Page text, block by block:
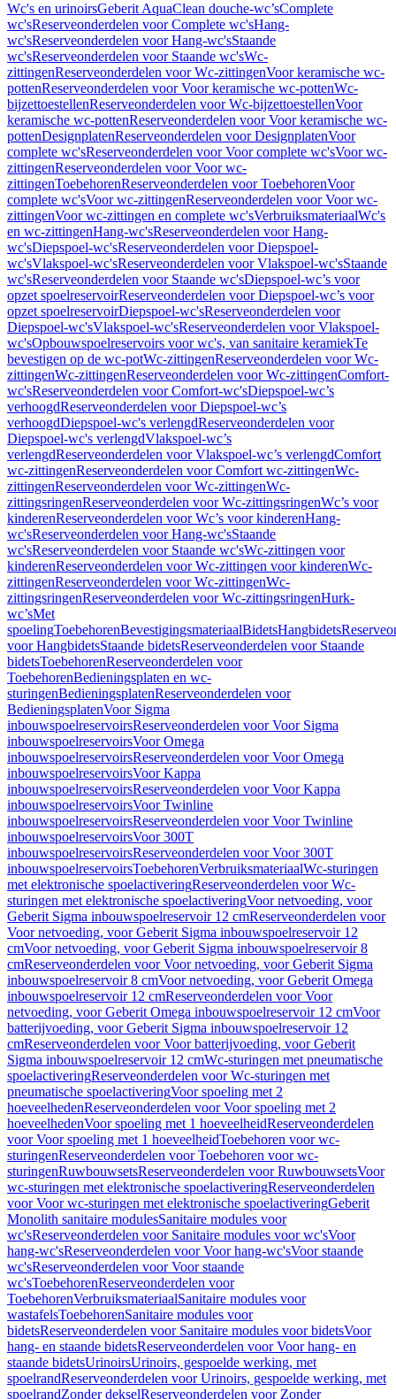
Wc's en urinoirsGeberit AquaClean douche-wc’sComplete
wc'sReserveonderdelen voor Complete wc'sHang-
wc'sReserveonderdelen voor Hang-wc'sStaande
wc'sReserveonderdelen voor Staande wc'sWc-
zittingenReserveonderdelen voor Wc-zittingenVoor keramische wc-
pottenReserveonderdelen voor Voor keramische wc-pottenWc-
bijzettoestellenReserveonderdelen voor Wc-bijzettoestellenVoor
keramische wc-pottenReserveonderdelen voor Voor keramische wc-
pottenDesignplatenReserveonderdelen voor DesignplatenVoor
complete wc'sReserveonderdelen voor Voor complete wc'sVoor wc-
zittingenReserveonderdelen voor Voor wc-
zittingenToebehorenReserveonderdelen voor ToebehorenVoor
complete wc'sVoor wc-zittingenReserveonderdelen voor Voor wc-
zittingenVoor wc-zittingen en complete wc'sVerbruiksmateriaalWc's
en wc-zittingenHang-wc'sReserveonderdelen voor Hang-
wc'sDiepspoel-wc'sReserveonderdelen voor Diepspoel-
wc'sVlakspoel-wc'sReserveonderdelen voor Vlakspoel-wc'sStaande
wc'sReserveonderdelen voor Staande wc'sDiepspoel-wc’s voor
opzet spoelreservoirReserveonderdelen voor Diepspoel-wc’s voor
opzet spoelreservoirDiepspoel-wc'sReserveonderdelen voor
Diepspoel-wc'sVlakspoel-wc'sReserveonderdelen voor Vlakspoel-
wc'sOpbouwspoelreservoirs voor wc's, van sanitaire keramiekTe
bevestigen op de wc-potWc-zittingenReserveonderdelen voor Wc-
zittingenWc-zittingenReserveonderdelen voor Wc-zittingenComfort-
wc'sReserveonderdelen voor Comfort-wc'sDiepspoel-wc’s
verhoogdReserveonderdelen voor Diepspoel-wc’s
verhoogdDiepspoel-wc's verlengdReserveonderdelen voor
Diepspoel-wc's verlengdVlakspoel-wc’s
verlengdReserveonderdelen voor Vlakspoel-wc’s verlengdComfort
wc-zittingenReserveonderdelen voor Comfort wc-zittingenWc-
zittingenReserveonderdelen voor Wc-zittingenWc-
zittingsringenReserveonderdelen voor Wc-zittingsringenWc’s voor
kinderenReserveonderdelen voor Wc’s voor kinderenHang-
wc'sReserveonderdelen voor Hang-wc'sStaande
wc'sReserveonderdelen voor Staande wc'sWc-zittingen voor
kinderenReserveonderdelen voor Wc-zittingen voor kinderenWc-
zittingenReserveonderdelen voor Wc-zittingenWc-
zittingsringenReserveonderdelen voor Wc-zittingsringenHurk-
wc’sMet
spoelingToebehorenBevestigingsmateriaalBidetsHangbidets
voor HangbidetsStaande bidetsReserveonderdelen voor Staande
bidetsToebehorenReserveonderdelen voor
ToebehorenBedieningsplaten en wc-
sturingenBedieningsplatenReserveonderdelen voor
BedieningsplatenVoor Sigma
inbouwspoelreservoirsReserveonderdelen voor Voor Sigma
inbouwspoelreservoirsVoor Omega
inbouwspoelreservoirsReserveonderdelen voor Voor Omega
inbouwspoelreservoirsVoor Kappa
inbouwspoelreservoirsReserveonderdelen voor Voor Kappa
inbouwspoelreservoirsVoor Twinline
inbouwspoelreservoirsReserveonderdelen voor Voor Twinline
inbouwspoelreservoirsVoor 300T
inbouwspoelreservoirsReserveonderdelen voor Voor 300T
inbouwspoelreservoirsToebehorenVerbruiksmateriaalWc-sturingen
met elektronische spoelactiveringReserveonderdelen voor Wc-
sturingen met elektronische spoelactiveringVoor netvoeding, voor
Geberit Sigma inbouwspoelreservoir 12 cmReserveonderdelen voor
Voor netvoeding, voor Geberit Sigma inbouwspoelreservoir 12
cmVoor netvoeding, voor Geberit Sigma inbouwspoelreservoir 8
cmReserveonderdelen voor Voor netvoeding, voor Geberit Sigma
inbouwspoelreservoir 8 cmVoor netvoeding, voor Geberit Omega
inbouwspoelreservoir 12 cmReserveonderdelen voor Voor
netvoeding, voor Geberit Omega inbouwspoelreservoir 12 cmVoor
batterijvoeding, voor Geberit Sigma inbouwspoelreservoir 12
cmReserveonderdelen voor Voor batterijvoeding, voor Geberit
Sigma inbouwspoelreservoir 12 cmWc-sturingen met pneumatische
spoelactiveringReserveonderdelen voor Wc-sturingen met
pneumatische spoelactiveringVoor spoeling met 2
hoeveelhedenReserveonderdelen voor Voor spoeling met 2
hoeveelhedenVoor spoeling met 1 hoeveelheidReserveonderdelen
voor Voor spoeling met 1 hoeveelheidToebehoren voor wc-
sturingenReserveonderdelen voor Toebehoren voor wc-
sturingenRuwbouwsetsReserveonderdelen voor RuwbouwsetsVoor
wc-sturingen met elektronische spoelactiveringReserveonderdelen
voor Voor wc-sturingen met elektronische spoelactiveringGeberit
Monolith sanitaire modulesSanitaire modules voor
wc'sReserveonderdelen voor Sanitaire modules voor wc'sVoor
hang-wc'sReserveonderdelen voor Voor hang-wc'sVoor staande
wc'sReserveonderdelen voor Voor staande
wc'sToebehorenReserveonderdelen voor
ToebehorenVerbruiksmateriaalSanitaire modules voor
wastafelsToebehorenSanitaire modules voor
bidetsReserveonderdelen voor Sanitaire modules voor bidetsVoor
hang- en staande bidetsReserveonderdelen voor Voor hang- en
staande bidetsUrinoirsUrinoirs, gespoelde werking, met
spoelrandReserveonderdelen voor Urinoirs, gespoelde werking, met
spoelrandZonder dekselReserveonderdelen voor Zonder